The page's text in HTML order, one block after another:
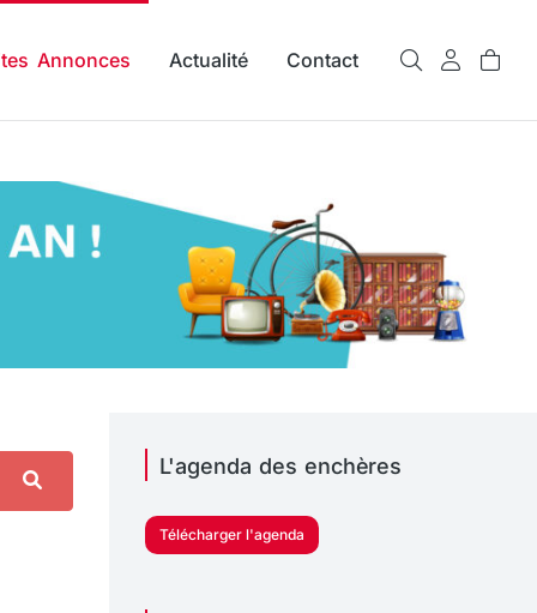
Annonces Actualité Contact
L'agenda des enchères
Télécharger l'agenda